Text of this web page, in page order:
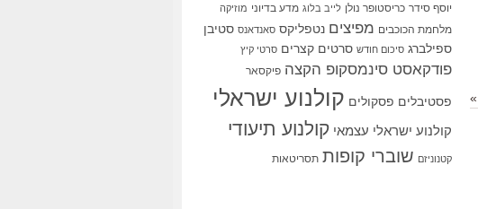
»
יוסף סידר כריסטופר נולן לייב בלוג מדע בדיוני מוזיקה
מלחמת הכוכבים מפיצים נטפליקס סאנדאנס סטיבן
ספילברג סיכום חודש סרטים קצרים סרטי קיץ
פודקאסט סינמסקופ הקצה פיקסאר
פסטיבלים פסקולים קולנוע ישראלי
קולנוע ישראלי עצמאי קולנוע תיעודי
קטנוניזם שוברי קופות תסריטאות